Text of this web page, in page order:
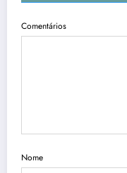
Comentários
Nome